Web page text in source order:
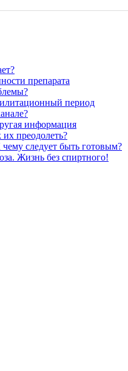
препарата
период
информация
преодолеть?
следует быть готовым?
Жизнь без спиртного!